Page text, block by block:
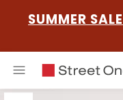
SUMMER SALE